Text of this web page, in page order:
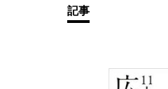
その他の
記事